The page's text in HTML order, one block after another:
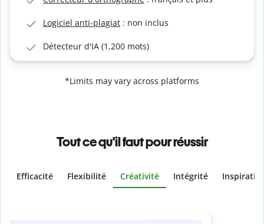
Logiciel anti-plagiat : non inclus
Détecteur d'IA (1,200 mots)
*Limits may vary across platforms
Tout ce qu'il faut pour réussir
Efficacité Flexibilité Créativité Intégrité